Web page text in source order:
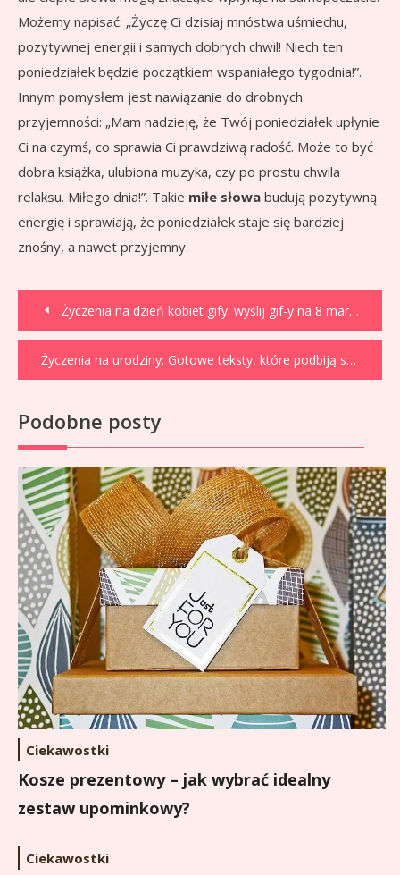
Możemy napisać: „Życzę Ci dzisiaj mnóstwa uśmiechu,
pozytywnej energii i samych dobrych chwil! Niech ten
poniedziałek będzie początkiem wspaniałego tygodnia!”.
Innym pomysłem jest nawiązanie do drobnych
przyjemności: „Mam nadzieję, że Twój poniedziałek upłynie
Ci na czymś, co sprawia Ci prawdziwą radość. Może to być
dobra książka, ulubiona muzyka, czy po prostu chwila
relaksu. Miłego dnia!”. Takie miłe słowa budują pozytywną
energię i sprawiają, że poniedziałek staje się bardziej
znośny, a nawet przyjemny.
Nawigacja
wpisu
Życzenia na dzień kobiet gify: wyślij gif-y na 8 marca!
Życzenia na urodziny: Gotowe teksty, które podbiją serca!
Podobne posty
Ciekawostki
Kosze prezentowy – jak wybrać idealny
zestaw upominkowy?
Ciekawostki